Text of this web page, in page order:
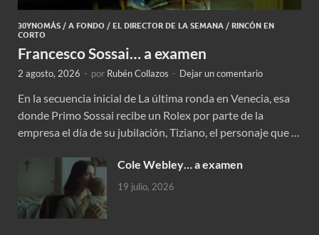
30YNOMÁS / A FONDO / EL DIRECTOR DE LA SEMANA / RINCÓN EN
CORTO
Francesco Sossai… a examen
2 agosto, 2026 - por Rubén Collazos - Dejar un comentario
En la secuencia inicial de La última ronda en Venecia, esa
donde Primo Sossai recibe un Rolex por parte de la
empresa el día de su jubilación, Tiziano, el personaje que …
Cole Webley… a examen
19 julio, 2026